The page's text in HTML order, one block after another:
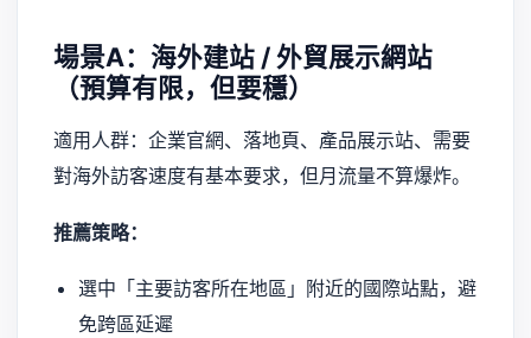
場景A：海外建站 / 外貿展示網站
（預算有限，但要穩）
適用人群：企業官網、落地頁、產品展示站、需要
對海外訪客速度有基本要求，但月流量不算爆炸。
推薦策略：
選中「主要訪客所在地區」附近的國際站點，避
免跨區延遲